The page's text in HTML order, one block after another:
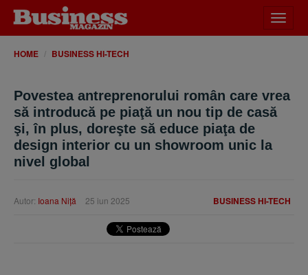
meniu
HOME BUSINESS HI-TECH
Povestea antreprenorului român care vrea
să introducă pe piaţă un nou tip de casă
şi, în plus, doreşte să educe piaţa de
design interior cu un showroom unic la
nivel global
BUSINESS HI-TECH
Autor: Ioana Niţă 25 iun 2025